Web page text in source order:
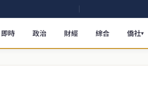
即時 政治 財經 綜合 僑社▾